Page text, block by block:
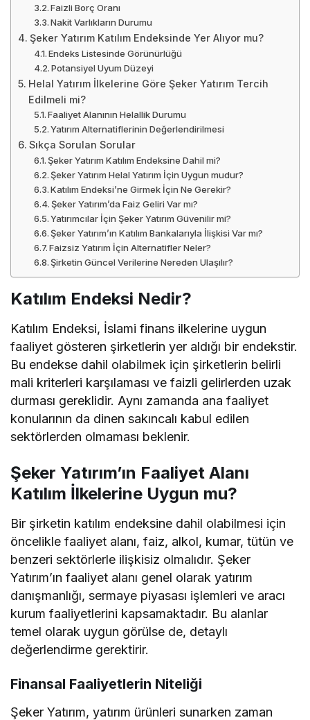
Faizli Borç Oranı
Nakit Varlıkların Durumu
Şeker Yatırım Katılım Endeksinde Yer Alıyor mu?
Endeks Listesinde Görünürlüğü
Potansiyel Uyum Düzeyi
Helal Yatırım İlkelerine Göre Şeker Yatırım Tercih
Edilmeli mi?
Faaliyet Alanının Helallik Durumu
Yatırım Alternatiflerinin Değerlendirilmesi
Sıkça Sorulan Sorular
Şeker Yatırım Katılım Endeksine Dahil mi?
Şeker Yatırım Helal Yatırım İçin Uygun mudur?
Katılım Endeksi’ne Girmek İçin Ne Gerekir?
Şeker Yatırım’da Faiz Geliri Var mı?
Yatırımcılar İçin Şeker Yatırım Güvenilir mi?
Şeker Yatırım’ın Katılım Bankalarıyla İlişkisi Var mı?
Faizsiz Yatırım İçin Alternatifler Neler?
Şirketin Güncel Verilerine Nereden Ulaşılır?
Katılım Endeksi Nedir?
Katılım Endeksi, İslami finans ilkelerine uygun
faaliyet gösteren şirketlerin yer aldığı bir endekstir.
Bu endekse dahil olabilmek için şirketlerin belirli
mali kriterleri karşılaması ve faizli gelirlerden uzak
durması gereklidir. Aynı zamanda ana faaliyet
konularının da dinen sakıncalı kabul edilen
sektörlerden olmaması beklenir.
Şeker Yatırım’ın Faaliyet Alanı
Katılım İlkelerine Uygun mu?
Bir şirketin katılım endeksine dahil olabilmesi için
öncelikle faaliyet alanı, faiz, alkol, kumar, tütün ve
benzeri sektörlerle ilişkisiz olmalıdır. Şeker
Yatırım’ın faaliyet alanı genel olarak yatırım
danışmanlığı, sermaye piyasası işlemleri ve aracı
kurum faaliyetlerini kapsamaktadır. Bu alanlar
temel olarak uygun görülse de, detaylı
değerlendirme gerektirir.
Finansal Faaliyetlerin Niteliği
Şeker Yatırım, yatırım ürünleri sunarken zaman